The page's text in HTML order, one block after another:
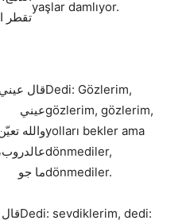
تقطر
yaşlar damlıyor.
قال
عيني
ما جو
Dedi: Gözlerim,
gözlerim, gözlerim,
yolları bekler ama
dönmediler,
dönmediler.
Dedi: sevdiklerim, dedi: